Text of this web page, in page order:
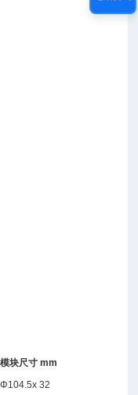
模块尺寸 mm
Φ104.5x 32